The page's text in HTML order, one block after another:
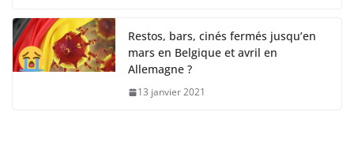
Restos, bars, cinés fermés jusqu’en
mars en Belgique et avril en
Allemagne ?
13 janvier 2021